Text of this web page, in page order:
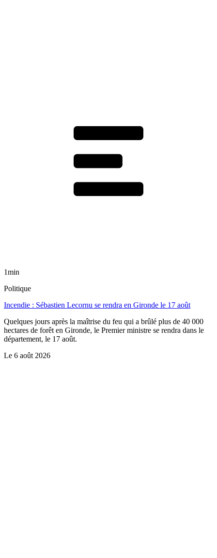
1min
Politique
Incendie : Sébastien Lecornu se rendra en Gironde le 17 août
Quelques jours après la maîtrise du feu qui a brûlé plus de 40 000
hectares de forêt en Gironde, le Premier ministre se rendra dans le
département, le 17 août.
Le 6 août 2026